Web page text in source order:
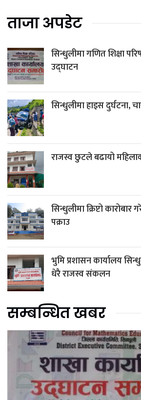
ताजा अपडेट
सिन्धुलीमा गणित शिक्षा
उद्घाटन
सिन्धुलीमा हाइस दुर्घटना,
राजस्व छुटले बढायो
सिन्धुलीमा क्रिप्टो
पक्राउ
भुमि प्रशासन कार्यालय
धेरै राजस्व संकलन
सम्बन्धित खबर